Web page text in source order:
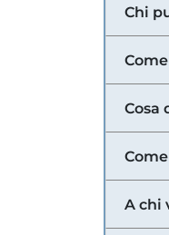
Chi
Cosa
A chi